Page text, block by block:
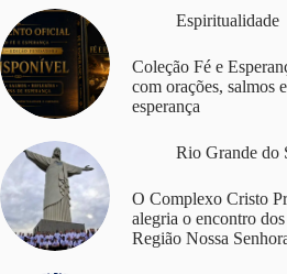
Espiritualidade
Coleção Fé e
com orações, salmos
esperança
Rio Grande do
O Complexo Cristo
alegria o encontro
Região Nossa